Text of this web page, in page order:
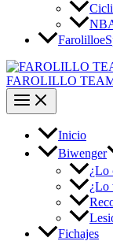
FAROLILLO
Inicio
Biwenger
¿Lo
¿Lo
Fichajes